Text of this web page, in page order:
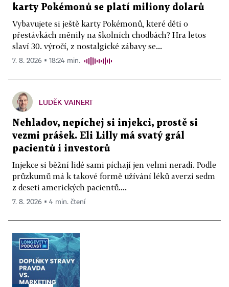
karty Pokémonů se platí miliony dolarů
Vybavujete si ještě karty Pokémonů, které děti o
přestávkách měnily na školních chodbách? Hra letos
slaví 30. výročí, z nostalgické zábavy se...
7. 8. 2026 ▪ 18:24 min.
LUDĚK VAINERT
Nehladov, nepíchej si injekci, prostě si
vezmi prášek. Eli Lilly má svatý grál
pacientů i investorů
Injekce si běžní lidé sami píchají jen velmi neradi. Podle
průzkumů má k takové formě užívání léků averzi sedm
z deseti amerických pacientů....
7. 8. 2026 ▪ 4 min. čtení